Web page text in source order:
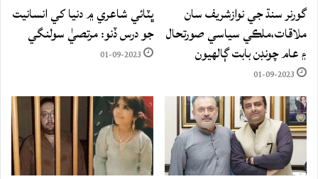
گورنر سنڌ جي نوازشريف سان
ملاقات،ملڪي سياسي صورتحال
۽ عام چونڊن بابت ڳالهيون
01-09-2023
ڀٽائي شاعري ۾ دنيا کي انسانيت
جو درس ڏنو: مرتصيٰ سولنگي
01-09-2023